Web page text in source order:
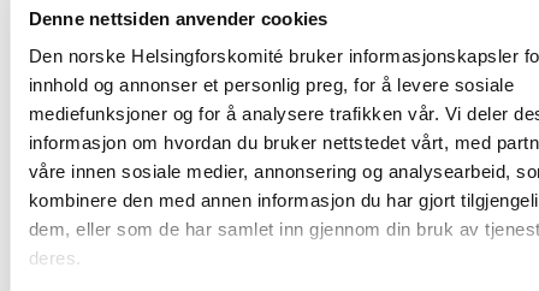
Denne nettsiden anvender cookies
Den norske Helsingforskomité bruker informasjonskapsler
innhold og annonser et personlig preg, for å levere sosiale
mediefunksjoner og for å analysere trafikken vår. Vi deler
informasjon om hvordan du bruker nettstedet vårt, med
våre innen sosiale medier, annonsering og analysearbeid,
kombinere den med annen informasjon du har gjort
dem, eller som de har samlet inn gjennom din bruk av
deres.
Uttalelse
Åpent brev om budsjettkutt til
menneskerettigheter